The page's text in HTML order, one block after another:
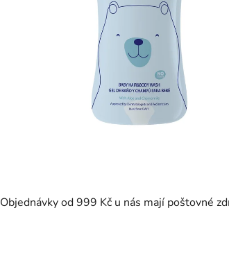
Objednávky od 999 Kč u nás mají poštovné